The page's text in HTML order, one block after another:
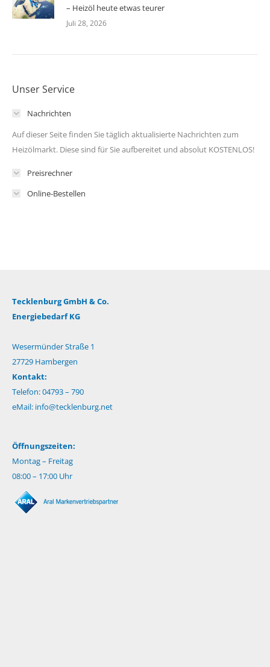
– Heizöl heute etwas teurer
Juli 28, 2026
Unser Service
Nachrichten
Auf dieser Seite finden Sie täglich aktualisierte Nachrichten zum
Heizölmarkt. Diese sind für Sie aufbereitet und absolut KOSTENLOS!
Preisrechner
Online-Bestellen
Tecklenburg GmbH & Co.
Energiebedarf KG
Wesermünder Straße 1
27729 Hambergen
Kontakt:
Telefon: 04793 – 790
eMail: info@tecklenburg.net
Öffnungszeiten:
Montag – Freitag
08:00 – 17:00 Uhr